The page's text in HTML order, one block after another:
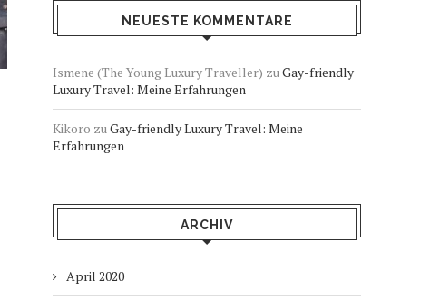
NEUESTE KOMMENTARE
Ismene (The Young Luxury Traveller) zuGay-friendly
Luxury Travel: Meine Erfahrungen
Kikoro zuGay-friendly Luxury Travel: Meine
Erfahrungen
ARCHIV
April 2020